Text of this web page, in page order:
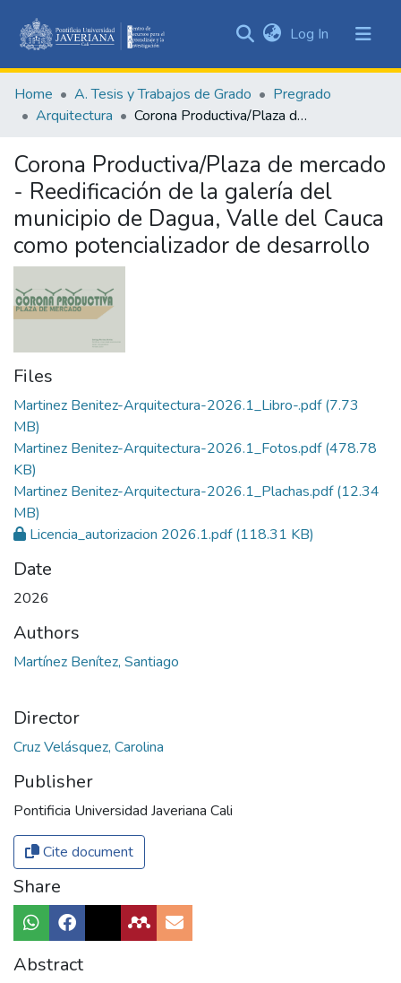
&
Collections
Statistics
Log In (current)
Home A. Tesis y Trabajos de Grado
Pregrado
Arquitectura
Corona Productiva/Plaza de mercado - Reedificación de la galería del municipio de Dagua, Valle del Cauca como potencializador de desarrollo
Corona Productiva/Plaza de mercado
- Reedificación de la galería del
municipio de Dagua, Valle del Cauca
como potencializador de desarrollo
Files
Martinez Benitez-Arquitectura-2026.1_Libro-.pdf(7.73
MB)
Martinez Benitez-Arquitectura-2026.1_Fotos.pdf(478.78
KB)
Martinez Benitez-Arquitectura-2026.1_Plachas.pdf(12.34
MB)
Licencia_autorizacion 2026.1.pdf(118.31 KB)
Date
2026
Authors
Martínez Benítez, Santiago
Director
Cruz Velásquez, Carolina
Publisher
Pontificia Universidad Javeriana Cali
Cite document
Share
Abstract